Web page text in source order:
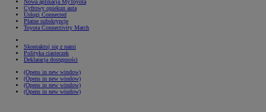
Cyfrowy opiekun auta
Usługi Connected
Płatne subskrypcje
Toyota Connectivity Match
Skontaktuj się z nami
Polityka ciasteczek
Deklaracja dostępności
(Opens in new window)
(Opens in new window)
(Opens in new window)
(Opens in new window)